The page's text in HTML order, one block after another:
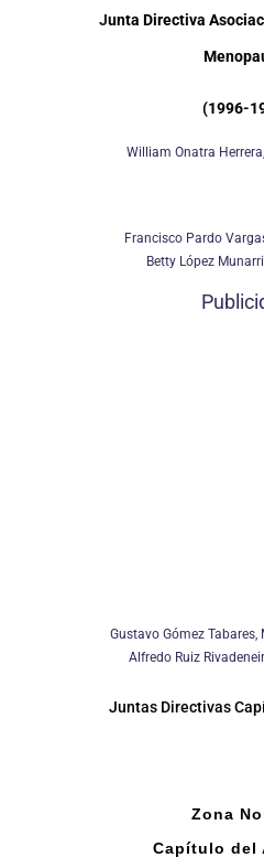
Junta Directiva
(1996-
William Onatra
Francisco Pardo
Betty López
Gustavo Gómez Tabares,
Alfredo Ruiz
Juntas Directivas
Zona
Capítulo del